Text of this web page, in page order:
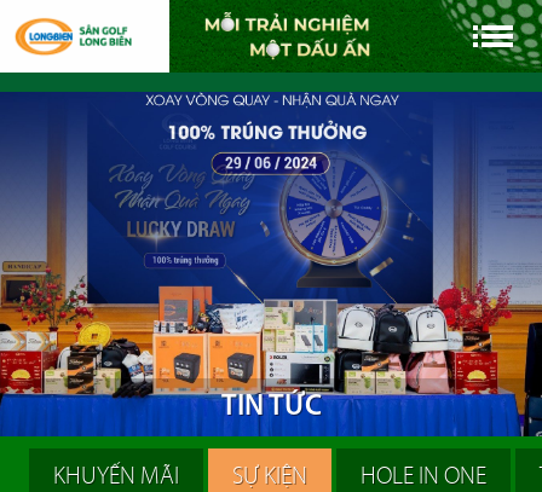
TINTỨC
KHUYẾN MÃI SỰ KIỆN HOLE IN ONE